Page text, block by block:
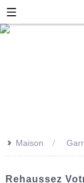
>> Maison
Rehaussez